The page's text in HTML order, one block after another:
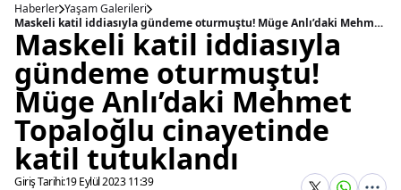
Haberler Yaşam Galerileri
Maskeli katil iddiasıyla gündeme oturmuştu! Müge Anlı’daki Mehmet Topaloğlu cinayetinde katil tutuklandı
Maskeli katil iddiasıyla
gündeme oturmuştu!
Müge Anlı’daki Mehmet
Topaloğlu cinayetinde
katil tutuklandı
Giriş Tarihi:19 Eylül 2023 11:39